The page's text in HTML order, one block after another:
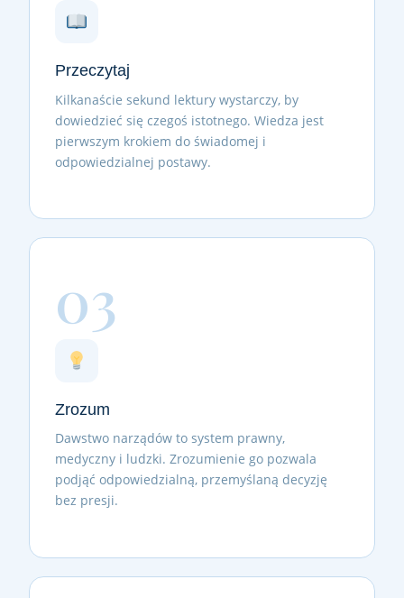
Przeczytaj
Kilkanaście sekund lektury wystarczy, by
dowiedzieć się czegoś istotnego. Wiedza jest
pierwszym krokiem do świadomej i
odpowiedzialnej postawy.
03
Zrozum
Dawstwo narządów to system prawny,
medyczny i ludzki. Zrozumienie go pozwala
podjąć odpowiedzialną, przemyślaną decyzję
bez presji.